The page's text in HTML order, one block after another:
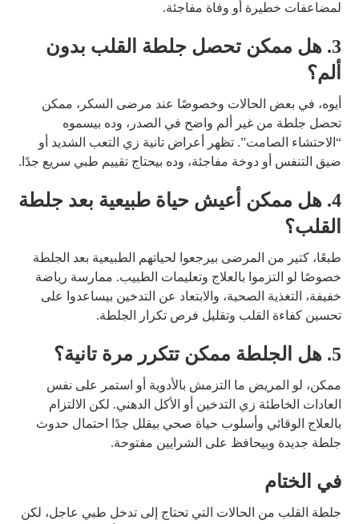
لمضاعفات خطيرة أو وفاة مفاجئة.
3. هل ممكن تحصل جلطة القلب بدون
ألم؟
أيوه، في بعض الحالات وخصوصًا عند مرضى السكر، ممكن
تحصل جلطة من غير ألم واضح في الصدر، وده بيسموه
“الاحتشاء الصامت”. تظهر أعراض تانية زي التعب الشديد أو
ضيق التنفس أو دوخة مفاجئة، وده بيحتاج تقييم طبي سريع جدًا.
4. هل ممكن أعيش حياة طبيعية بعد جلطة
القلب؟
طبعًا، كتير من المرضى بيرجعوا لحياتهم الطبيعية بعد الجلطة
خصوصًا لو التزموا بالعلاج وتعليمات الطبيب. ممارسة رياضة
خفيفة، التغذية الصحية، والابتعاد عن التدخين بيساعدوا على
تحسين كفاءة القلب وتقليل فرص تكرار الجلطة.
5. هل الجلطة ممكن تتكرر مرة تانية؟
ممكن، لو المريض ما التزمش بالأدوية أو استمر على نفس
العادات الخاطئة زي التدخين أو الأكل الدهني. لكن الالتزام
بالعلاج الوقائي وأسلوب حياة صحي بيقلل جدًا احتمال حدوث
جلطة جديدة وبيحافظ على الشرايين مفتوحة.
في الختام
جلطة القلب من الحالات التي تحتاج إلى تدخل طبي عاجل، لكن